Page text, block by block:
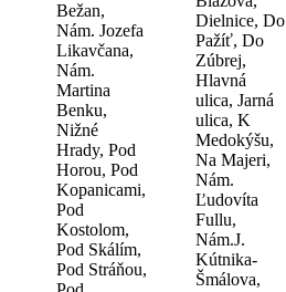
Bežan,
Nám. Jozefa
Likavčana,
Nám.
Martina
Benku,
Nižné
Hrady, Pod
Horou, Pod
Kopanicami,
Pod
Kostolom,
Pod Skálím,
Pod Stráňou,
Dielnice, Do
Pažíť, Do
Zúbrej,
Hlavná
ulica, Jarná
ulica, K
Medokýšu,
Na Majeri,
Nám.
Ľudovíta
Fullu,
Nám.J.
Kútnika-
Šmálova,